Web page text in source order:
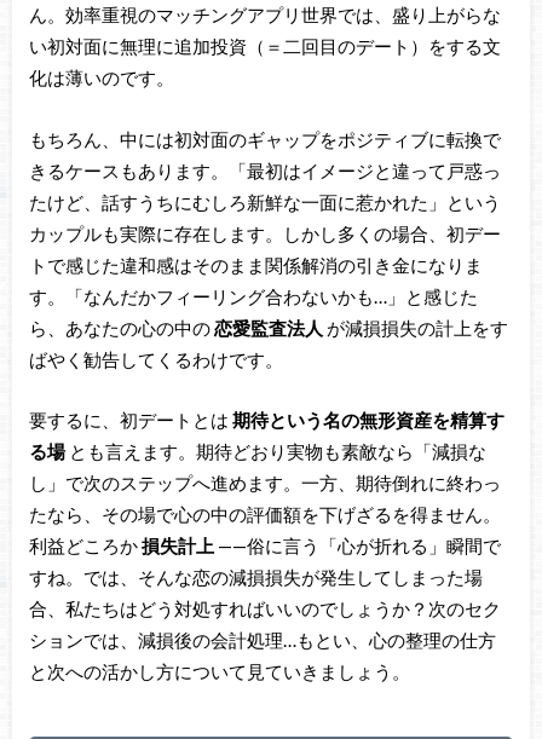
ん。効率重視のマッチングアプリ世界では、盛り上がらな
い初対面に無理に追加投資（＝二回目のデート）をする文
化は薄いのです。
もちろん、中には初対面のギャップをポジティブに転換で
きるケースもあります。「最初はイメージと違って戸惑っ
たけど、話すうちにむしろ新鮮な一面に惹かれた」という
カップルも実際に存在します。しかし多くの場合、初デー
トで感じた違和感はそのまま関係解消の引き金になりま
す。「なんだかフィーリング合わないかも…」と感じた
ら、あなたの心の中の恋愛監査法人 が減損損失の計上をす
ばやく勧告してくるわけです。
要するに、初デートとは 期待という名の無形資産を精算す
る場とも言えます。期待どおり実物も素敵なら「減損な
し」で次のステップへ進めます。一方、期待倒れに終わっ
たなら、その場で心の中の評価額を下げざるを得ません。
利益どころか損失計上 ——俗に言う「心が折れる」瞬間で
すね。では、そんな恋の減損損失が発生してしまった場
合、私たちはどう対処すればいいのでしょうか？次のセク
ションでは、減損後の会計処理…もとい、心の整理の仕方
と次への活かし方について見ていきましょう。